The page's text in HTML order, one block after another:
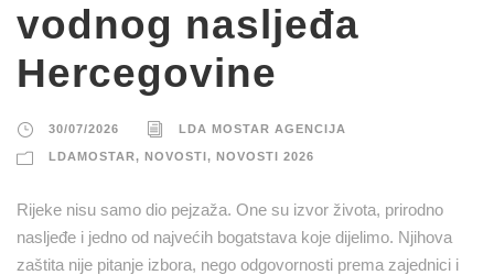
vodnog nasljeđa
Hercegovine
30/07/2026 LDA MOSTAR AGENCIJA
LDAMOSTAR, NOVOSTI, NOVOSTI 2026
Rijeke nisu samo dio pejzaža. One su izvor života, prirodno
nasljeđe i jedno od najvećih bogatstava koje dijelimo. Njihova
zaštita nije pitanje izbora, nego odgovornosti prema zajednici i